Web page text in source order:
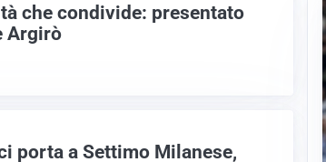
che condivide: presentato
Argirò
porta a Settimo Milanese,